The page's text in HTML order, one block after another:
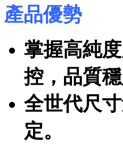
產品優勢
掌握高純
控，品質穩
全世代尺
定。